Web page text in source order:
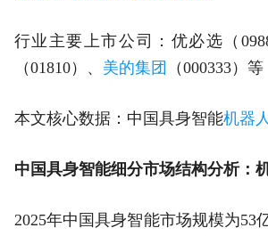
行业主要上市公司：优必选（
（01810）、 美的集团 （000333）等
本文核心数据：中国具身智能机器人
中国具身智能细分市场结构分析：
2025年中国具身智能市场规模为53